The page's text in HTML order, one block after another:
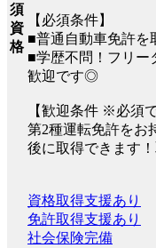
須
資
格
【必須条件】
■普通自動車免許を
■学歴不問！フリー
歓迎です◎
【歓迎条件 ※必須
第2種運転免許をお
後に取得できます
資格取得支援あり
免許取得支援あり
社会保険完備